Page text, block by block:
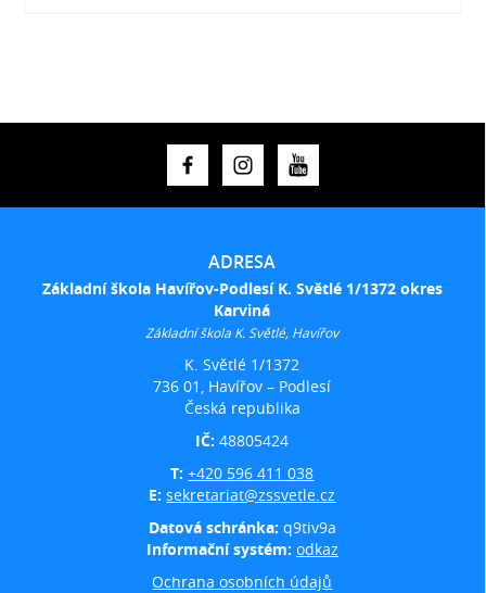
ADRESA
Základní škola Havířov-Podlesí K. Světlé 1/1372 okres
Karviná
Základní škola K. Světlé, Havířov
K. Světlé 1/1372
736 01, Havířov – Podlesí
Česká republika
IČ:48805424
T:+420 596 411 038
E:sekretariat@zssvetle.cz
Datová schránka: q9tiv9a
Informační systém: odkaz
Ochrana osobních údajů